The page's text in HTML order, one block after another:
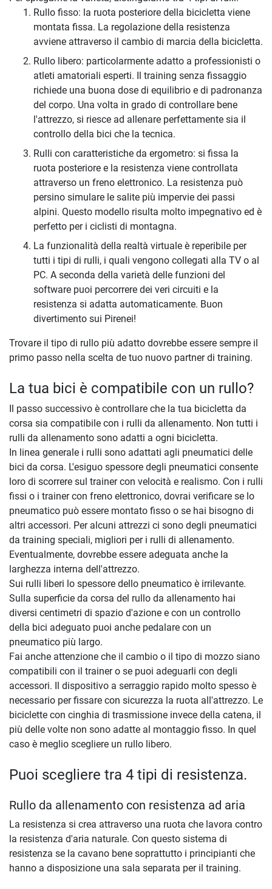
Rullo fisso: la ruota posteriore della bicicletta viene
montata fissa. La regolazione della resistenza
avviene attraverso il cambio di marcia della bicicletta.
Rullo libero: particolarmente adatto a professionisti o
atleti amatoriali esperti. Il training senza fissaggio
richiede una buona dose di equilibrio e di padronanza
del corpo. Una volta in grado di controllare bene
l'attrezzo, si riesce ad allenare perfettamente sia il
controllo della bici che la tecnica.
Rulli con caratteristiche da ergometro: si fissa la
ruota posteriore e la resistenza viene controllata
attraverso un freno elettronico. La resistenza può
persino simulare le salite più impervie dei passi
alpini. Questo modello risulta molto impegnativo ed è
perfetto per i ciclisti di montagna.
La funzionalità della realtà virtuale è reperibile per
tutti i tipi di rulli, i quali vengono collegati alla TV o al
PC. A seconda della varietà delle funzioni del
software puoi percorrere dei veri circuiti e la
resistenza si adatta automaticamente. Buon
divertimento sui Pirenei!
Trovare il tipo di rullo più adatto dovrebbe essere sempre il
primo passo nella scelta de tuo nuovo partner di training.
La tua bici è compatibile con un rullo?
Il passo successivo è controllare che la tua bicicletta da
corsa sia compatibile con i rulli da allenamento. Non tutti i
rulli da allenamento sono adatti a ogni bicicletta.
In linea generale i rulli sono adattati agli pneumatici delle
bici da corsa. L'esiguo spessore degli pneumatici consente
loro di scorrere sul trainer con velocità e realismo. Con i rulli
fissi o i trainer con freno elettronico, dovrai verificare se lo
pneumatico può essere montato fisso o se hai bisogno di
altri accessori. Per alcuni attrezzi ci sono degli pneumatici
da training speciali, migliori per i rulli di allenamento.
Eventualmente, dovrebbe essere adeguata anche la
larghezza interna dell'attrezzo.
Sui rulli liberi lo spessore dello pneumatico è irrilevante.
Sulla superficie da corsa del rullo da allenamento hai
diversi centimetri di spazio d'azione e con un controllo
della bici adeguato puoi anche pedalare con un
pneumatico più largo.
Fai anche attenzione che il cambio o il tipo di mozzo siano
compatibili con il trainer o se puoi adeguarli con degli
accessori. Il dispositivo a serraggio rapido molto spesso è
necessario per fissare con sicurezza la ruota all'attrezzo. Le
biciclette con cinghia di trasmissione invece della catena, il
più delle volte non sono adatte al montaggio fisso. In quel
caso è meglio scegliere un rullo libero.
Puoi scegliere tra 4 tipi di resistenza.
Rullo da allenamento con resistenza ad aria
La resistenza si crea attraverso una ruota che lavora contro
la resistenza d'aria naturale. Con questo sistema di
resistenza se la cavano bene soprattutto i principianti che
hanno a disposizione una sala separata per il training.